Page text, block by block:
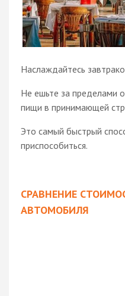
Наслаждайтесь
Не ешьте за пределами
пищи в принимающей
Это самый быстрый
приспособиться.
СРАВНЕНИЕ
АВТОМОБИЛЯ